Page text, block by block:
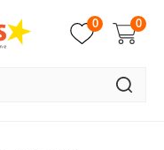
0 0